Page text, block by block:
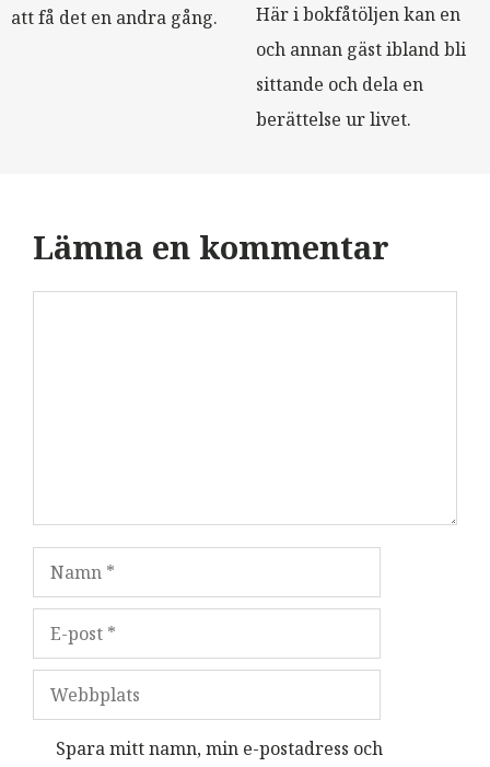
att få det en andra gång.
Här i bokfåtöljen kan en
och annan gäst ibland bli
sittande och dela en
berättelse ur livet.
Lämna en kommentar
Namn
post
Webbplats
Spara mitt namn, min e-postadress och